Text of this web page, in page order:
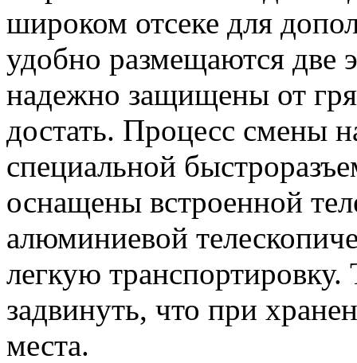
широком отсеке для
удобно размещаются две
надежно защищены от
достать. Процесс смены
специальной
оснащены встроенной
алюминиевой
легкую
задвинуть, что при
места.